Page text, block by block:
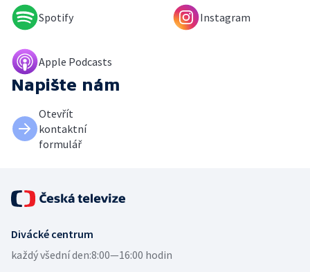
Spotify Instagram
Apple Podcasts
Napište nám
Otevřít
kontaktní
formulář
Divácké centrum
každý všední den:8:00—16:00 hodin